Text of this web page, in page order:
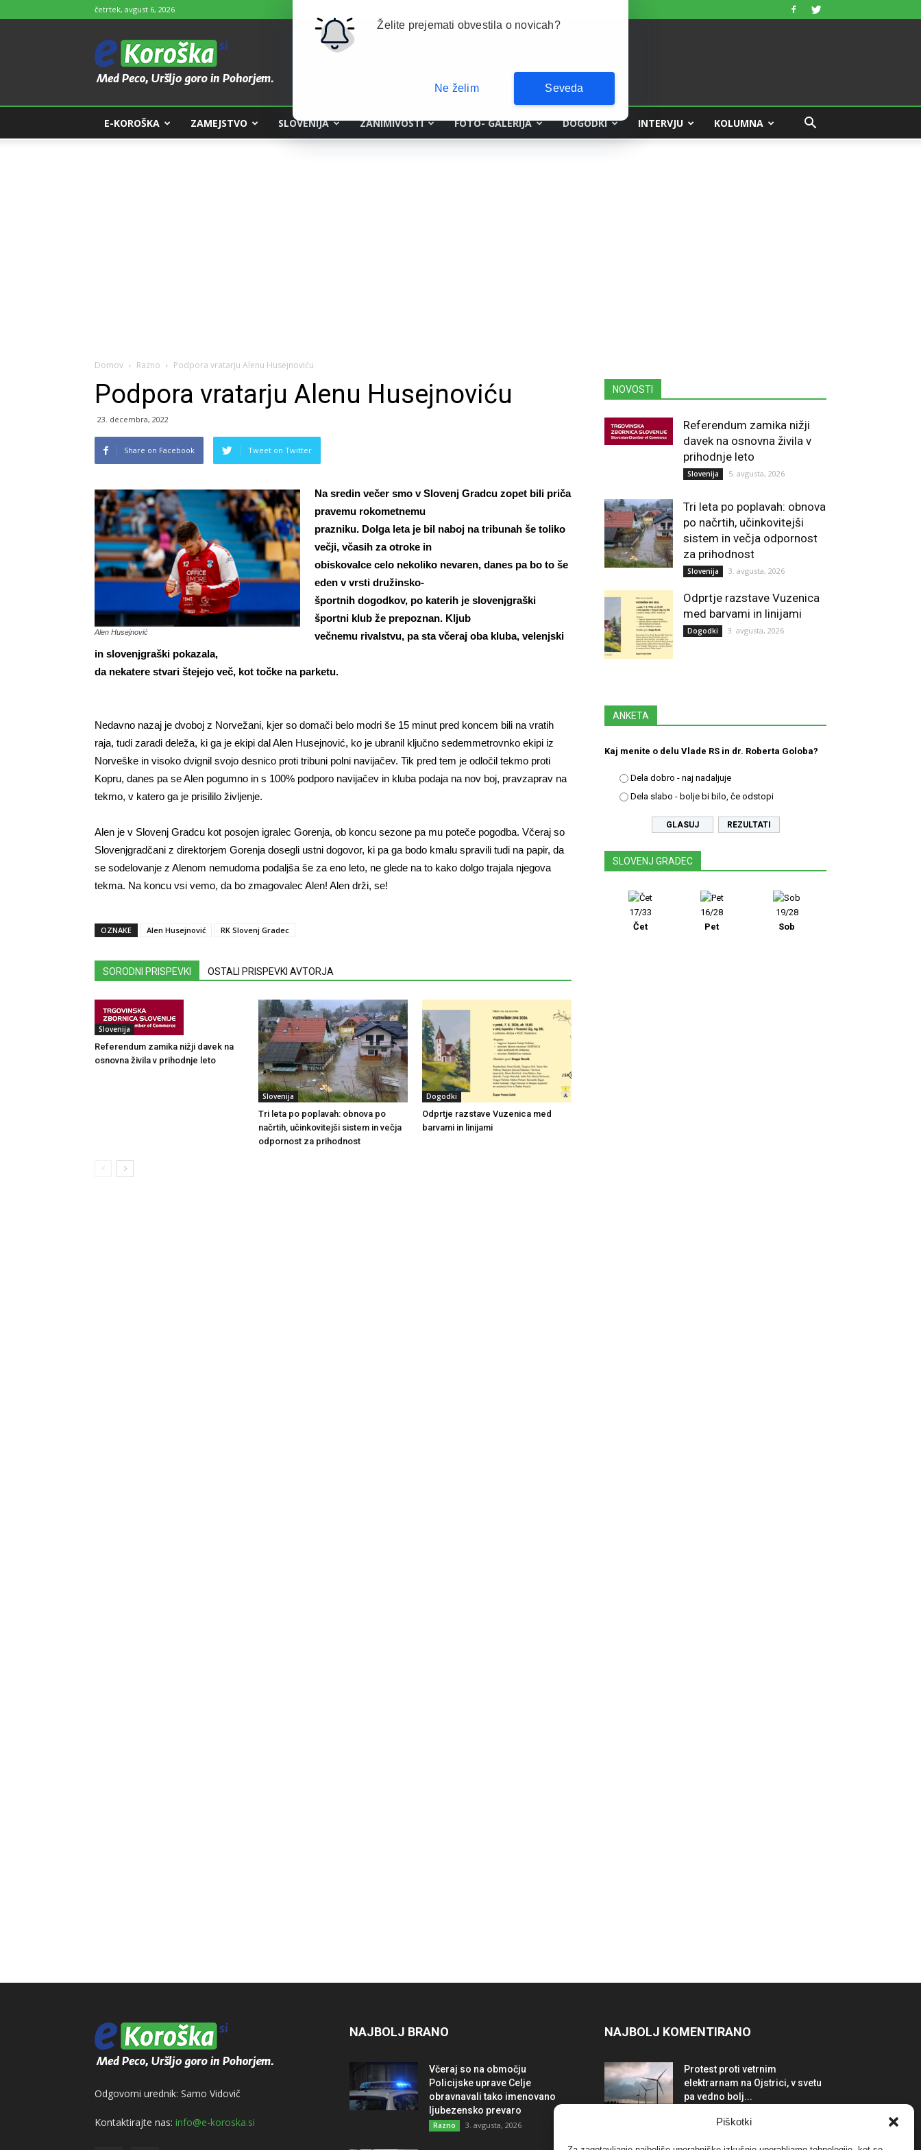
Piškotki
četrtek, avgust 6, 2026
e-
Koroška
E-KOROŠKA ZAMEJSTVO SLOVENIJA ZANIMIVOSTI FOTO- GALERIJA DOGODKI INTERVJU KOLUMNA
Domov Razno Podpora vratarju Alenu Husejnoviću
Podpora vratarju Alenu Husejnoviću
23. decembra, 2022
Share on Facebook Tweet on Twitter
Alen Husejnović
Na sredin večer smo v Slovenj Gradcu zopet bili priča
pravemu rokometnemu
prazniku. Dolga leta je bil naboj na tribunah še toliko
večji, včasih za otroke in
obiskovalce celo nekoliko nevaren, danes pa bo to še
eden v vrsti družinsko-
športnih dogodkov, po katerih je slovenjgraški
športni klub že prepoznan. Kljub
večnemu rivalstvu, pa sta včeraj oba kluba, velenjski
in slovenjgraški pokazala,
da nekatere stvari štejejo več, kot točke na parketu.
Nedavno nazaj je dvoboj z Norvežani, kjer so domači belo modri še 15 minut pred koncem bili na vratih
raja, tudi zaradi deleža, ki ga je ekipi dal Alen Husejnović, ko je ubranil ključno sedemmetrovnko ekipi iz
Norveške in visoko dvignil svojo desnico proti tribuni polni navijačev. Tik pred tem je odločil tekmo proti
Kopru, danes pa se Alen pogumno in s 100% podporo navijačev in kluba podaja na nov boj, pravzaprav na
tekmo, v katero ga je prisililo življenje.
Alen je v Slovenj Gradcu kot posojen igralec Gorenja, ob koncu sezone pa mu poteče pogodba. Včeraj so
Slovenjgradčani z direktorjem Gorenja dosegli ustni dogovor, ki pa ga bodo kmalu spravili tudi na papir, da
se sodelovanje z Alenom nemudoma podaljša še za eno leto, ne glede na to kako dolgo trajala njegova
tekma. Na koncu vsi vemo, da bo zmagovalec Alen! Alen drži, se!
OZNAKE Alen Husejnović RK Slovenj Gradec
SORODNI PRISPEVKI OSTALI PRISPEVKI AVTORJA
Slovenija
Referendum zamika nižji davek na
osnovna živila v prihodnje leto
Slovenija
Tri leta po poplavah: obnova po
načrtih, učinkovitejši sistem in večja
odpornost za prihodnost
Dogodki
Odprtje razstave Vuzenica med
barvami in linijami
NOVOSTI
Referendum zamika nižji
davek na osnovna živila v
prihodnje leto
Slovenija 5. avgusta, 2026
Tri leta po poplavah: obnova
po načrtih, učinkovitejši
sistem in večja odpornost
za prihodnost
Slovenija 3. avgusta, 2026
Odprtje razstave Vuzenica
med barvami in linijami
Dogodki 3. avgusta, 2026
ANKETA
Kaj menite o delu Vlade RS in dr. Roberta Goloba?
Dela dobro - naj nadaljuje
Dela slabo - bolje bi bilo, če odstopi
REZULTATI
SLOVENJ GRADEC
17/33
Čet
16/28
Pet
19/28
Sob
Odgovorni urednik: Samo Vidovič
Kontaktirajte nas: info@e-koroska.si
NAJBOLJ BRANO
Včeraj so na območju
Policijske uprave Celje
obravnavali tako imenovano
ljubezensko prevaro
Razno 3. avgusta, 2026
NAJBOLJ KOMENTIRANO
Protest proti vetrnim
elektrarnam na Ojstrici, v svetu
pa vedno bolj...
Želite prejemati obvestila o novicah?
Seveda
Ne želim